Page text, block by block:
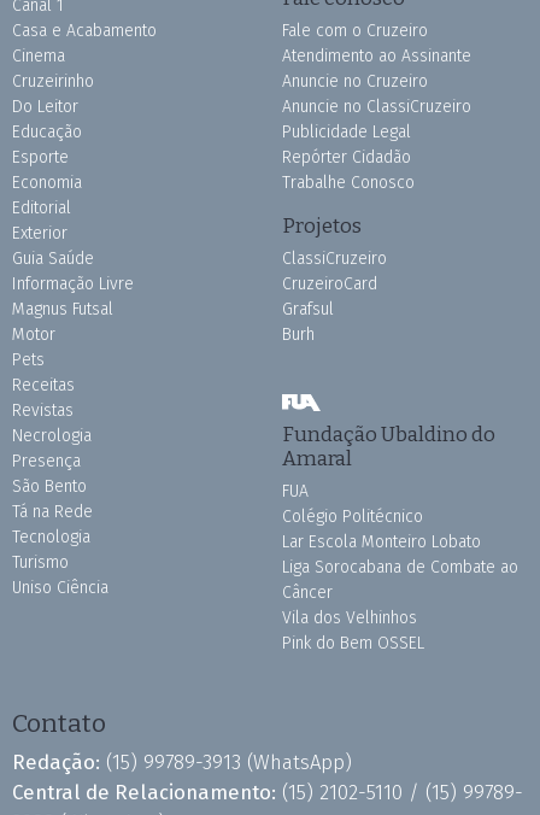
Canal 1
Casa e Acabamento
Cinema
Cruzeirinho
Do Leitor
Educação
Esporte
Economia
Editorial
Exterior
Guia Saúde
Informação Livre
Magnus Futsal
Motor
Pets
Receitas
Revistas
Necrologia
Presença
São Bento
Tá na Rede
Tecnologia
Turismo
Uniso Ciência
Fale com o Cruzeiro
Atendimento ao Assinante
Anuncie no Cruzeiro
Anuncie no ClassiCruzeiro
Publicidade Legal
Repórter Cidadão
Trabalhe Conosco
Projetos
ClassiCruzeiro
CruzeiroCard
Grafsul
Burh
Fundação Ubaldino do
Amaral
FUA
Colégio Politécnico
Lar Escola Monteiro Lobato
Liga Sorocabana de Combate ao
Câncer
Vila dos Velhinhos
Pink do Bem OSSEL
Contato
Redação: (15) 99789-3913 (WhatsApp)
Central de Relacionamento: (15) 2102-5110 / (15) 99789-